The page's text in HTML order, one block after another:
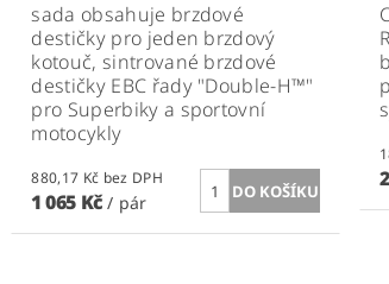
sada obsahuje brzdové
destičky pro jeden brzdový
kotouč, sintrované brzdové
destičky EBC řady "Double-H™"
pro Superbiky a sportovní
motocykly
880,17 Kč bez DPH
1 065 Kč/ pár